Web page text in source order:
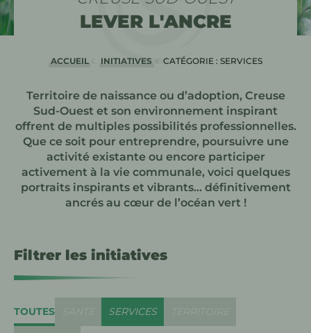
LEVER L'ANCRE
ACCUEIL INITIATIVES EN COURS :
CATÉGORIE : SERVICES
Territoire de naissance ou d’adoption, Creuse
Sud-Ouest et son environnement inspirant
offrent de multiples possibilités professionnelles.
Que ce soit pour entreprendre, poursuivre une
activité existante ou encore participer
activement à la vie communale, voici quelques
portraits inspirants et vibrants… définitivement
ancrés au cœur de l’océan vert !
Filtrer les initiatives
TOUTES SERVICES